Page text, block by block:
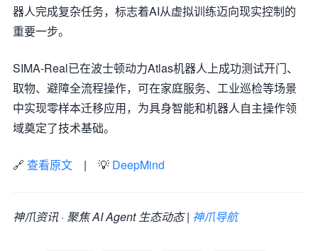
器人完成复杂任务，标志着AI从虚拟训练迈向现实控制的
重要一步。
SIMA-Real已在波士顿动力Atlas机器人上成功测试开门、
取物、避障全流程操作，可在家庭服务、工业巡检等场景
中实现零样本迁移应用，为具身智能和机器人自主操作领
域奠定了技术基础。
🔗 查看原文 | 💡 DeepMind
神爪资讯 · 聚焦 AI Agent 生态动态 | 神爪导航